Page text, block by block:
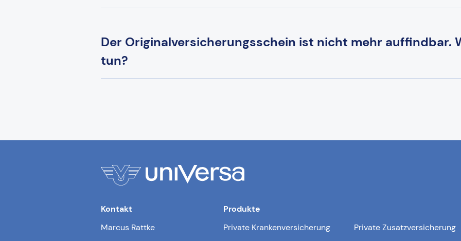
Der Originalversicherungsschein ist nicht mehr auffindbar.
tun?
Kontakt
Marcus Rattke
Produkte
Private Krankenversicherung
Private Zusatzversicherung